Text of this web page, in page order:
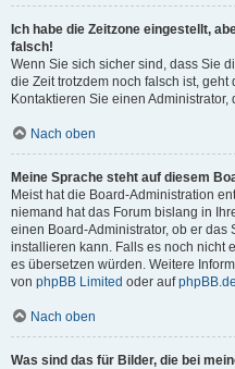
Ich habe die Zeitzone eingestellt,
falsch!
Wenn Sie sich sicher sind, dass Sie
die Zeit trotzdem noch falsch ist,
Kontaktieren Sie einen
Nach oben
Meine Sprache steht auf diesem
Meist hat die Board-Administration
niemand hat das Forum bislang in
einen Board-Administrator, ob er das
installieren kann. Falls es noch nicht
es übersetzen würden. Weitere
von phpBB Limited oder aufphpBB.de
Nach oben
Was sind das für Bilder, die bei